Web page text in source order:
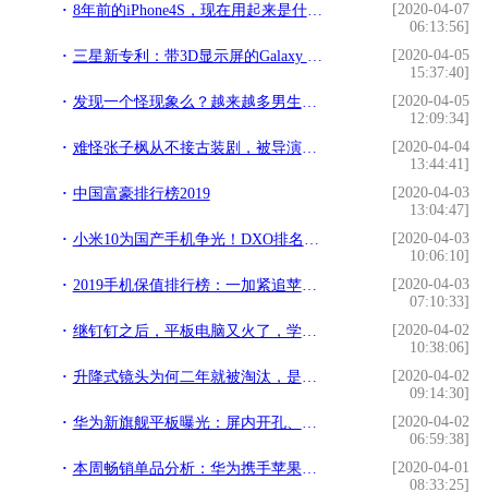
8年前的iPhone4S，现在用起来是什么体验？看完涨知识
[2020-04-07
06:13:56]
三星新专利：带3D显示屏的Galaxy One智能手机
[2020-04-05
15:37:40]
发现一个怪现象么？越来越多男生用华为，而女生用iPhone
[2020-04-05
12:09:34]
难怪张子枫从不接古装剧，被导演逼着换上古装，哪有男演员配得上
[2020-04-04
13:44:41]
中国富豪排行榜2019
[2020-04-03
13:04:47]
小米10为国产手机争光！DXO排名三项第一果然够狠
[2020-04-03
10:06:10]
2019手机保值排行榜：一加紧追苹果，Redmi品牌超越小米
[2020-04-03
07:10:33]
继钉钉之后，平板电脑又火了，学生们纷纷用来上网课
[2020-04-02
10:38:06]
升降式镜头为何二年就被淘汰，是不成熟还是鸡肋？看完涨知识
[2020-04-02
09:14:30]
华为新旗舰平板曝光：屏内开孔、麒麟990加持
[2020-04-02
06:59:38]
本周畅销单品分析：华为携手苹果形成双赢局面
[2020-04-01
08:33:25]